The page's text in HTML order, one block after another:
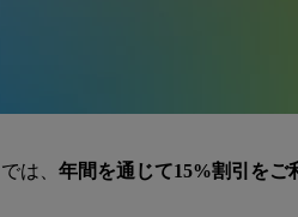
は、 年間を通じて15%割引をご